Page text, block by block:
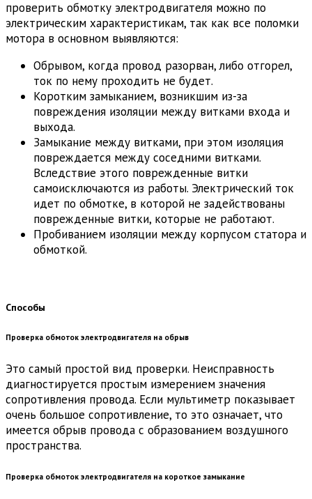
проверить обмотку электродвигателя можно по
электрическим характеристикам, так как все поломки
мотора в основном выявляются:
Обрывом, когда провод разорван, либо отгорел,
ток по нему проходить не будет.
Коротким замыканием, возникшим из-за
повреждения изоляции между витками входа и
выхода.
Замыкание между витками, при этом изоляция
повреждается между соседними витками.
Вследствие этого поврежденные витки
самоисключаются из работы. Электрический ток
идет по обмотке, в которой не задействованы
поврежденные витки, которые не работают.
Пробиванием изоляции между корпусом статора и
обмоткой.
Способы
Проверка обмоток электродвигателя на обрыв
Это самый простой вид проверки. Неисправность
диагностируется простым измерением значения
сопротивления провода. Если мультиметр показывает
очень большое сопротивление, то это означает, что
имеется обрыв провода с образованием воздушного
пространства.
Проверка обмоток электродвигателя на короткое замыкание